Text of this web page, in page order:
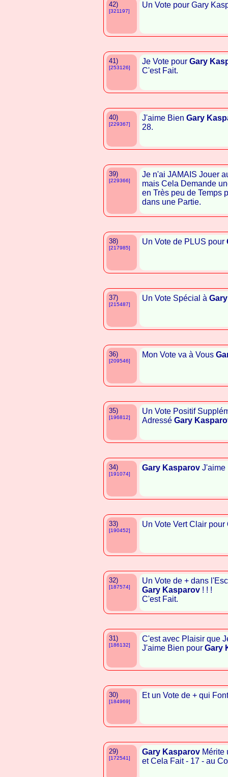
42)
[321197]
Un Vote pour Gary
41)
[253126]
Je Vote pour Gary
C'est Fait.
40)
[229367]
J'aime Bien Gary
28.
39)
[229366]
Je n'ai JAMAIS Jouer
mais Cela Demande
en Très peu de Temps
dans une Partie.
38)
[217985]
Un Vote de PLUS pour
37)
[215487]
Un Vote Spécial à
36)
[209546]
Mon Vote va à Vous
35)
[196812]
Un Vote Positif
Adressé Gary
34)
[191074]
Gary Kasparov J'aime
33)
[190452]
Un Vote Vert Clair pour
32)
[187574]
Un Vote de + dans
Gary Kasparov ! ! !
C'est Fait.
31)
[186132]
C'est avec Plaisir que
J'aime Bien pour Gary
30)
[184969]
Et un Vote de + qui
29)
[172541]
Gary Kasparov Mérite
et Cela Fait - 17 - au